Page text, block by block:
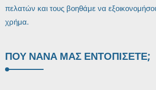
πελατών και τους βοηθάμε να
χρήμα.
ΠΟΎ ΝΑΝΑ ΜΑΣ ΕΝΤΟΠΊΣΕΤΕ;